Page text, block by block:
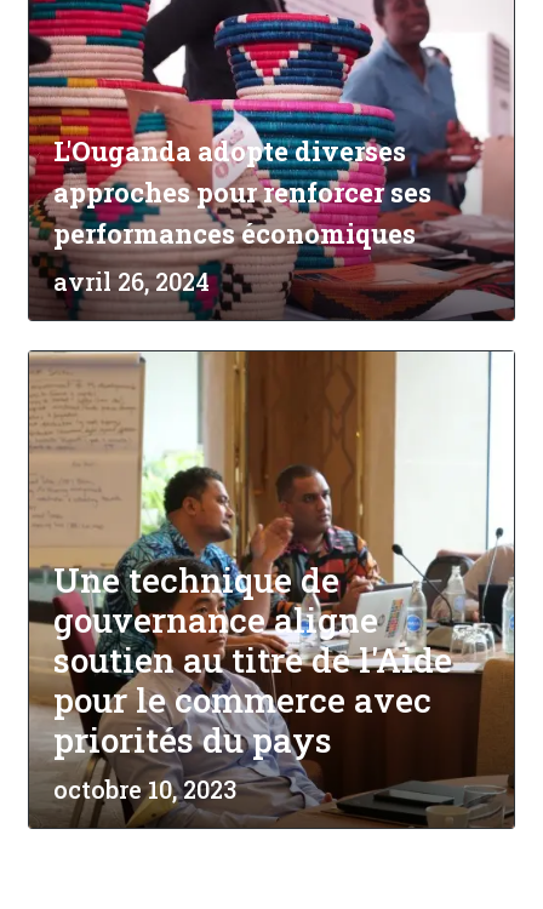
L'Ouganda adopte diverses
approches pour renforcer ses
performances économiques
avril 26, 2024
Une technique de
gouvernance aligne
soutien au titre de l'Aide
pour le commerce avec
priorités du pays
octobre 10, 2023